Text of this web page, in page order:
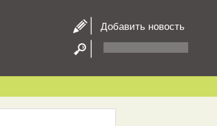
Добавить новость